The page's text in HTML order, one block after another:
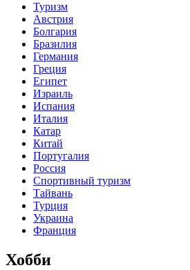
Туризм
Австрия
Болгария
Бразилия
Германия
Греция
Египет
Израиль
Испания
Италия
Катар
Китай
Португалия
Россия
Спортивный туризм
Тайвань
Турция
Украина
Франция
Хобби